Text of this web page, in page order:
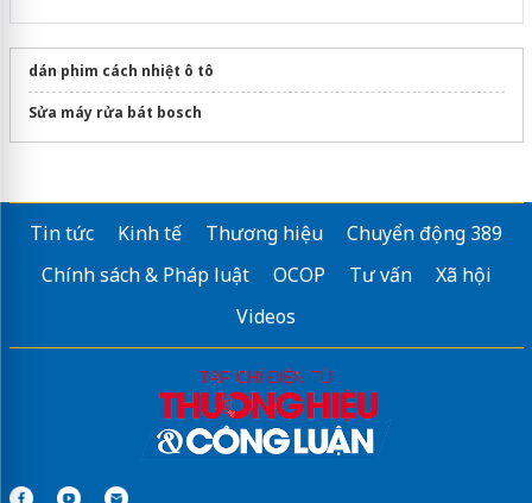
dán phim cách nhiệt ô tô
Sửa máy rửa bát bosch
Tin tức Kinh tế Thương hiệu
Chuyển động 389
Chính sách & Pháp luật
OCOP Tư vấn
Xã hội
Videos